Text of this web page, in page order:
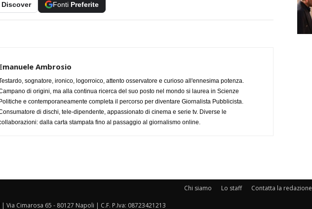
Discover Fonti Preferite
Ambrosio
sognatore, ironico, logorroico, attento osservatore e curioso all'ennesima potenza.
di origini, ma alla continua ricerca del suo posto nel mondo si laurea in Scienze
Politiche e contemporaneamente completa il percorso per diventare Giornalista Pubblicista.
di dischi, tele-dipendente, appassionato di cinema e serie tv. Diverse le
dalla carta stampata fino al passaggio al giornalismo online.
Chi siamo Lo staff Contatta la redazione
Via Cimarosa 65 - 80127 Napoli | C.F. P.Iva: 08723421213